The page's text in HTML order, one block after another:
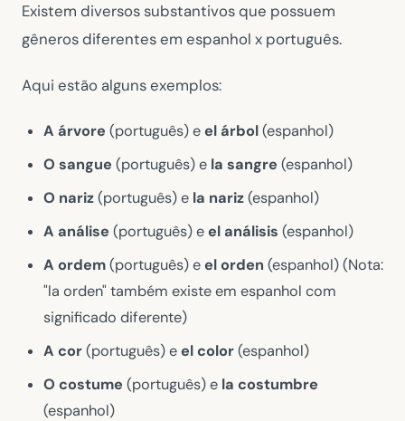
Existem diversos substantivos que possuem
gêneros diferentes em espanhol x português.
Aqui estão alguns exemplos:
A árvore (português) eel árbol(espanhol)
O sangue (português) e la sangre (espanhol)
O nariz(português) e la nariz(espanhol)
A análise (português) eel análisis (espanhol)
A ordem(português) eel orden (espanhol) (Nota:
"la orden" também existe em espanhol com
significado diferente)
A cor(português) eel color(espanhol)
O costume (português) e la costumbre
(espanhol)